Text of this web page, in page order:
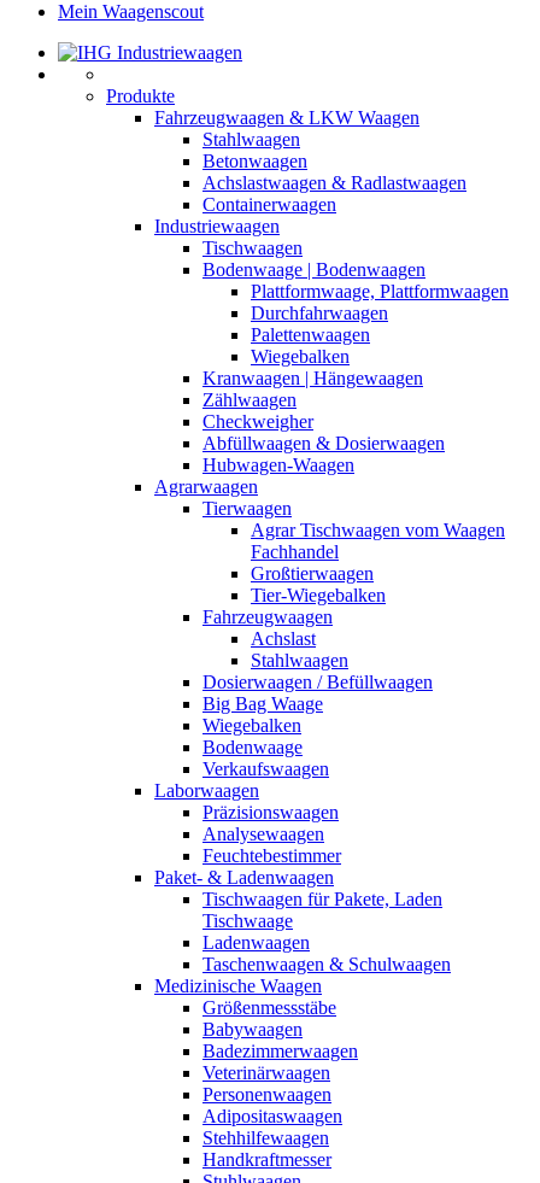
Mein Waagenscout
Produkte
Fahrzeugwaagen & LKW Waagen
Stahlwaagen
Betonwaagen
Achslastwaagen & Radlastwaagen
Containerwaagen
Industriewaagen
Tischwaagen
Bodenwaage | Bodenwaagen
Plattformwaage, Plattformwaagen
Durchfahrwaagen
Palettenwaagen
Wiegebalken
Kranwaagen | Hängewaagen
Zählwaagen
Checkweigher
Abfüllwaagen & Dosierwaagen
Hubwagen-Waagen
Agrarwaagen
Tierwaagen
Agrar Tischwaagen vom Waagen
Fachhandel
Großtierwaagen
Tier-Wiegebalken
Fahrzeugwaagen
Achslast
Stahlwaagen
Dosierwaagen / Befüllwaagen
Big Bag Waage
Wiegebalken
Bodenwaage
Verkaufswaagen
Laborwaagen
Präzisionswaagen
Analysewaagen
Feuchtebestimmer
Paket- & Ladenwaagen
Tischwaagen für Pakete, Laden
Tischwaage
Ladenwaagen
Taschenwaagen & Schulwaagen
Medizinische Waagen
Größenmessstäbe
Babywaagen
Badezimmerwaagen
Veterinärwaagen
Personenwaagen
Adipositaswaagen
Stehhilfewaagen
Handkraftmesser